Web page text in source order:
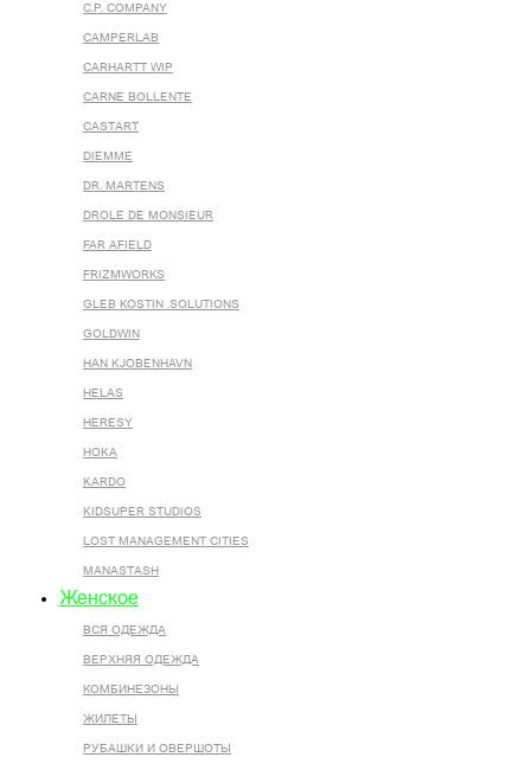
C.P. COMPANY
CAMPERLAB
CARHARTT WIP
CARNE BOLLENTE
CASTART
DIEMME
DR. MARTENS
DROLE DE MONSIEUR
FAR AFIELD
FRIZMWORKS
GLEB KOSTIN .SOLUTIONS
GOLDWIN
HAN KJOBENHAVN
HELAS
HERESY
HOKA
KARDO
KIDSUPER STUDIOS
LOST MANAGEMENT CITIES
MANASTASH
Женское
ВСЯ ОДЕЖДА
ВЕРХНЯЯ ОДЕЖДА
КОМБИНЕЗОНЫ
ЖИЛЕТЫ
РУБАШКИ И ОВЕРШОТЫ